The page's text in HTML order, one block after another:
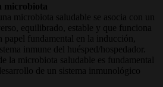
microbiota
microbiota saludable se asocia con un
equilibrado, estable y que funciona
papel fundamental en la inducción,
inmune del huésped/hospedador.
la microbiota saludable es fundamental
de un sistema inmunológico